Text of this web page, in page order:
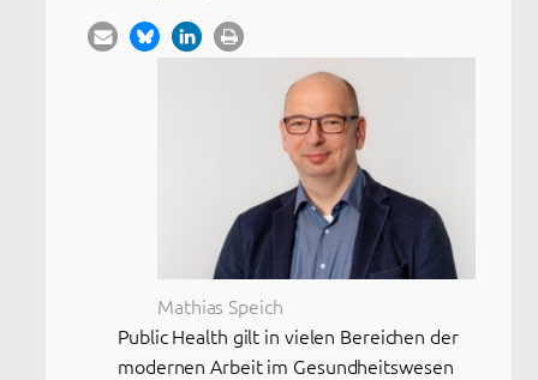
Mathias Speich
Public Health gilt in vielen Bereichen der
modernen Arbeit im Gesundheitswesen